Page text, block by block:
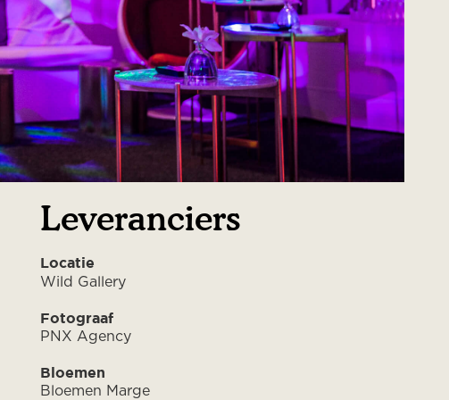
Leveranciers
Locatie
Wild Gallery
Fotograaf
PNX Agency
Bloemen
Bloemen Marge